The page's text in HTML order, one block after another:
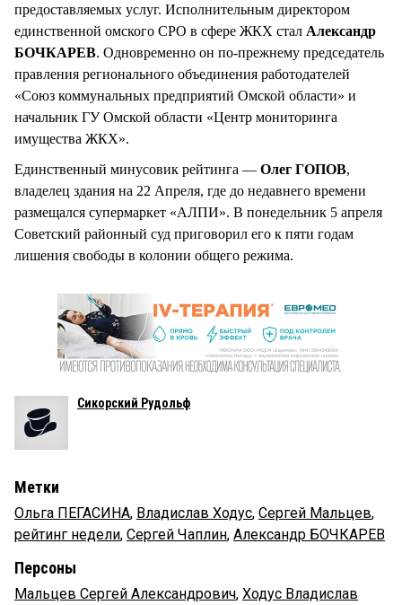
предоставляемых услуг. Исполнительным директором
единственной омского СРО в сфере ЖКХ стал Александр
БОЧКАРЕВ. Одновременно он по-прежнему председатель
правления регионального объединения работодателей
«Союз коммунальных предприятий Омской области» и
начальник ГУ Омской области «Центр мониторинга
имущества ЖКХ».
Единственный минусовик рейтинга — Олег ГОПОВ,
владелец здания на 22 Апреля, где до недавнего времени
размещался супермаркет «АЛПИ». В понедельник 5 апреля
Советский районный суд приговорил его к пяти годам
лишения свободы в колонии общего режима.
Сикорский Рудольф
Метки
Ольга ПЕГАСИНА, Владислав Ходус, Сергей Мальцев,
рейтинг недели, Сергей Чаплин, Александр БОЧКАРЕВ
Персоны
Мальцев Сергей Александрович, Ходус Владислав